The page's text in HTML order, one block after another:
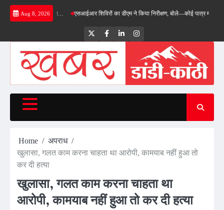
Skip
Aug 8, 2026
ने किया निरीक्षण… एसआईआर शिविरों का डीएम ने किया निरीक्षण, बोले—कोई पात्र मतदाता सूची
TwitterFacebookLinkedInInstagram
Home
अपराध
खुलासा, गलत काम करना चाहता था आरोपी, कामयाब नहीं हुआ तो
कर दी हत्या
खुलासा, गलत काम करना चाहता था
आरोपी, कामयाब नहीं हुआ तो कर दी हत्या